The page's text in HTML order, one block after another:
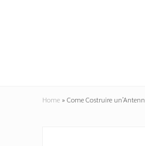
Home » Come Costruire